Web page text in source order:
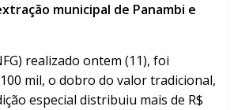
municipal de Panambi e
realizado ontem (11), foi
mil, o dobro do valor tradicional,
especial distribuiu mais de R$